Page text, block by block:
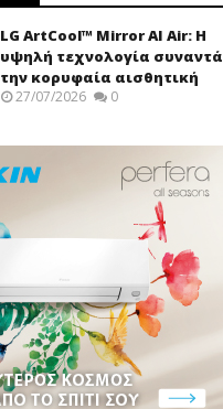
LG ArtCool™ Mirror AI Air: Η
υψηλή τεχνολογία συναντά
την κορυφαία αισθητική
27/07/2026 0